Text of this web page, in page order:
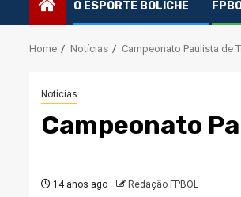
O ESPORTE BOLICHE
Home Notícias Campeonato Paulista de
Notícias
Campeonato
14 anos ago Redação FPBOL